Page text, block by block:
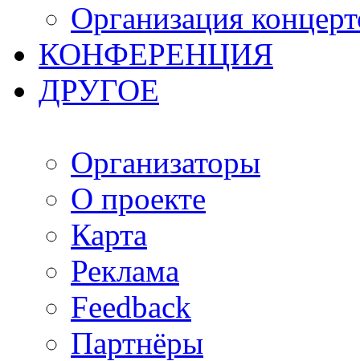
Организация
КОНФЕРЕНЦИЯ
ДРУГОЕ
Организаторы
О проекте
Карта
Реклама
Feedback
Партнёры